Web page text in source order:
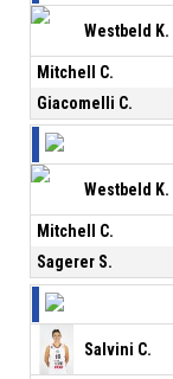
Westbeld K.
Mitchell C.
Giacomelli C.
Westbeld K.
Mitchell C.
Sagerer S.
Salvini C.